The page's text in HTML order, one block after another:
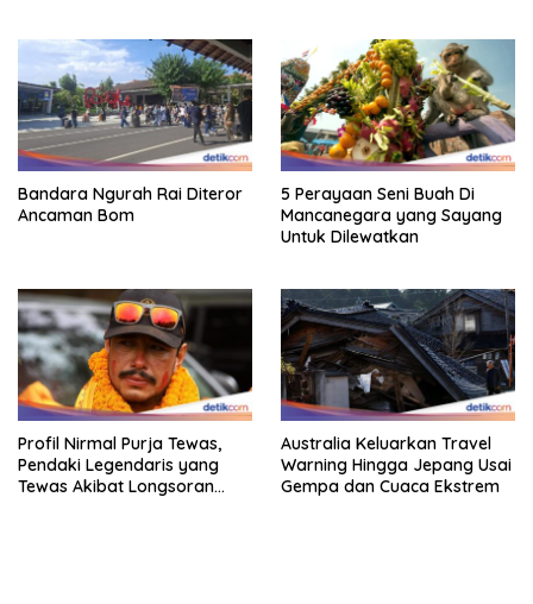
Bandara Ngurah Rai Diteror
Ancaman Bom
5 Perayaan Seni Buah Di
Mancanegara yang Sayang
Untuk Dilewatkan
Profil Nirmal Purja Tewas,
Pendaki Legendaris yang
Tewas Akibat Longsoran
Australia Keluarkan Travel
Warning Hingga Jepang Usai
Gempa dan Cuaca Ekstrem